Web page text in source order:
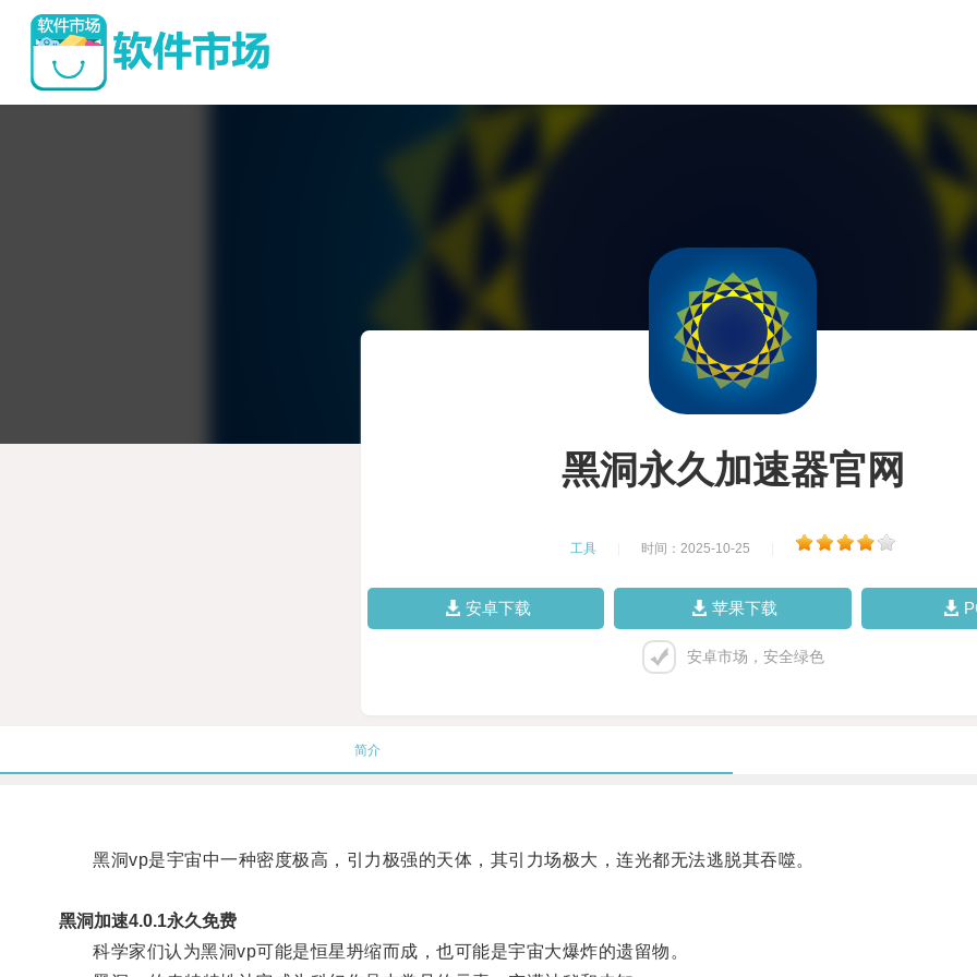
黑洞永久加速器官网
工具 时间：2025-10-25
安卓下载 苹果下载
安卓市场，安全绿色
简介
黑洞vp是宇宙中一种密度极高，引力极强的天体，其引力场极大，连光都无法逃脱其吞噬。
黑洞加速4.0.1永久免费
科学家们认为黑洞vp可能是恒星坍缩而成，也可能是宇宙大爆炸的遗留物。